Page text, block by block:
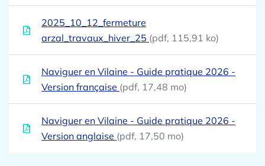
2025_10_12_fermeture
arzal_travaux_hiver_25 (pdf, 115,91 ko)
Naviguer en Vilaine - Guide pratique 2026 -
Version française (pdf, 17,48 mo)
Naviguer en Vilaine - Guide pratique 2026 -
Version anglaise (pdf, 17,50 mo)